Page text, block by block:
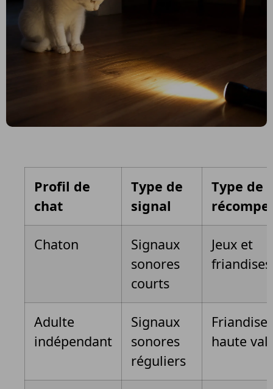
Profil de
chat
Type de
signal
Type de
Chaton
Signaux
sonores
courts
Jeux et
friandises
Adulte
indépendant
Signaux
sonores
réguliers
Friandises
haute